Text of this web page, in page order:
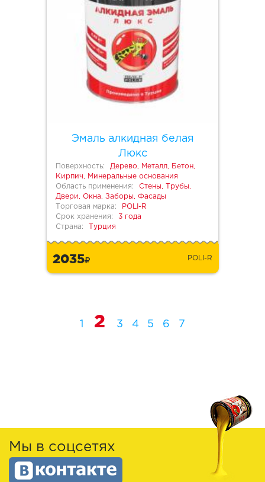
Эмаль алкидная белая
Люкс
Поверхность:
Дерево, Металл, Бетон,
Кирпич, Минеральные основания
Область применения:
Стены, Трубы,
Двери, Окна, Заборы, Фасады
Торговая марка:
POLI-R
Срок хранения:
3 года
Страна:
Турция
2035 POLI-R
2 3 4 5 6 7
Мы в соцсетях